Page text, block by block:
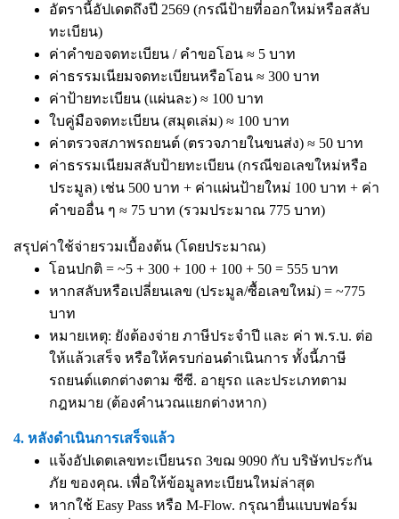
อัตรานี้อัปเดตถึงปี 2569 (กรณีป้ายที่ออกใหม่หรือสลับ
ทะเบียน)
ค่าคำขอจดทะเบียน / คำขอโอน ≈ 5 บาท
ค่าธรรมเนียมจดทะเบียนหรือโอน ≈ 300 บาท
ค่าป้ายทะเบียน (แผ่นละ) ≈ 100 บาท
ใบคู่มือจดทะเบียน (สมุดเล่ม) ≈ 100 บาท
ค่าตรวจสภาพรถยนต์ (ตรวจภายในขนส่ง) ≈ 50 บาท
ค่าธรรมเนียมสลับป้ายทะเบียน (กรณีขอเลขใหม่หรือ
ประมูล) เช่น 500 บาท + ค่าแผ่นป้ายใหม่ 100 บาท + ค่า
คำขออื่น ๆ ≈ 75 บาท (รวมประมาณ 775 บาท)
สรุปค่าใช้จ่ายรวมเบื้องต้น (โดยประมาณ)
โอนปกติ = ~5 + 300 + 100 + 100 + 50 = 555 บาท
หากสลับหรือเปลี่ยนเลข (ประมูล/ซื้อเลขใหม่) = ~775
บาท
หมายเหตุ: ยังต้องจ่าย ภาษีประจำปี และ ค่า พ.ร.บ. ต่อ
ให้แล้วเสร็จ หรือให้ครบก่อนดำเนินการ ทั้งนี้ภาษี
รถยนต์แตกต่างตาม ซีซี. อายุรถ และประเภทตาม
กฎหมาย (ต้องคำนวณแยกต่างหาก)
4. หลังดำเนินการเสร็จแล้ว
แจ้งอัปเดตเลขทะเบียนรถ 3ขฌ 9090 กับ บริษัทประกัน
ภัย ของคุณ. เพื่อให้ข้อมูลทะเบียนใหม่ล่าสุด
หากใช้ Easy Pass หรือ M-Flow. กรุณายื่นแบบฟอร์ม